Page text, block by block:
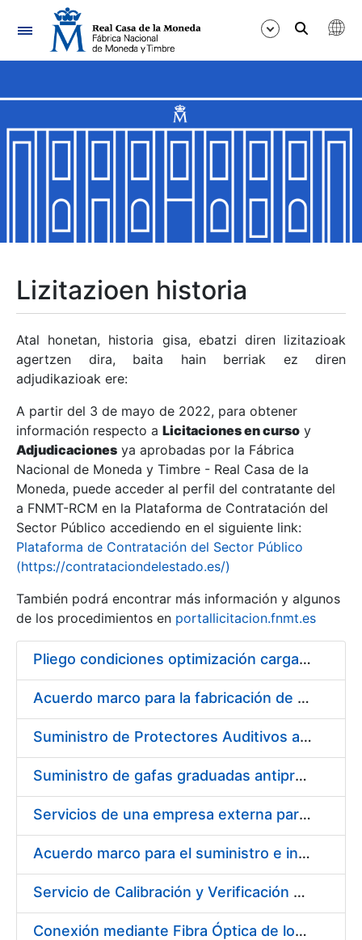
Nabigazioa
Erakutsi/Ezkutatu
Erakutsi/Ezkutatu
Erakutsi/Ezkutatu
Erakutsi/Ezkutatu
Erakutsi/Ezkutatu
Erakutsi/Ezkutatu
Erakutsi/Ezkutatu
Erakutsi/Ezkutatu
Lizitazioen historia
Atal honetan, historia gisa, ebatzi diren lizitazioak
agertzen dira, baita hain berriak ez diren
adjudikazioak ere:
A partir del 3 de mayo de 2022, para obtener
información respecto a Licitaciones en curso y
Adjudicaciones ya aprobadas por la Fábrica
Nacional de Moneda y Timbre - Real Casa de la
Moneda, puede acceder al perfil del contratante del
a FNMT-RCM en la Plataforma de Contratación del
Sector Público accediendo en el siguiente link:
Plataforma de Contratación del Sector Público
(https://contrataciondelestado.es/)
También podrá encontrar más información y algunos
de los procedimientos en portallicitacion.fnmt.es
Pliego condiciones optimización cargas compras firmado
Acuerdo marco para la fabricación de piezas
Suministro de Protectores Auditivos a medida para las personas trabajadoras de los Centros de Trabajo de Madrid y Burgos
Suministro de gafas graduadas antiproyecciones para los trabajadores de la FNMT-RCM en los centros de trabajo de Madrid y Burgos
Servicios de una empresa externa para el asesoramiento y resolución de los recursos de alzada que se presentan relacionados con procesos de selección para la FNMT-RCM
Acuerdo marco para el suministro e instalación de persianas, estores y otros complementos
Servicio de Calibración y Verificación Externa de los Equipos de Medición del Servicio de Prevención de la FNMT-RCM
Conexión mediante Fibra Óptica de los Centros de Proceso de Datos (CPDs) de las sedes de la FNMT-RCM de Burgos y Madrid